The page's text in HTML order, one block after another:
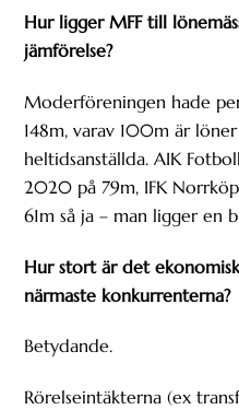
Hur ligger MFF till
jämförelse?
Moderföreningen hade
148m, varav 100m är
heltidsanställda. AIK
2020 på 79m, IFK
61m så ja – man ligger en
Hur stort är det
närmaste konkurrenterna?
Betydande.
Rörelseintäkterna (ex